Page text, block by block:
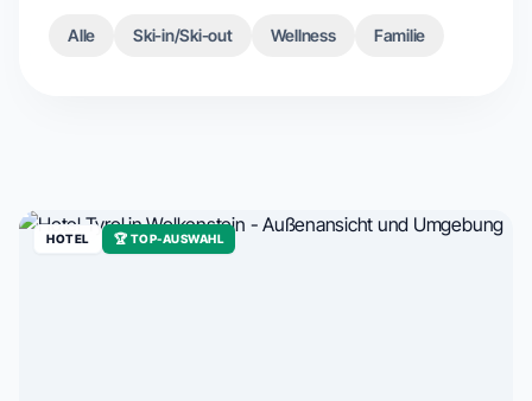
Alle Ski-in/Ski-out Wellness Familie
HOTEL 🏆 TOP-AUSWAHL